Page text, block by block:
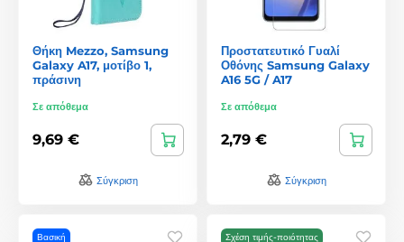
Θήκη Mezzo, Samsung
Galaxy A17, μοτίβο 1,
πράσινη
Σε απόθεμα
9,69 €
Σύγκριση
Προστατευτικό Γυαλί
Οθόνης Samsung Galaxy
A16 5G / A17
Σε απόθεμα
2,79 €
Σύγκριση
Βασική Σχέση τιμής-ποιότητας